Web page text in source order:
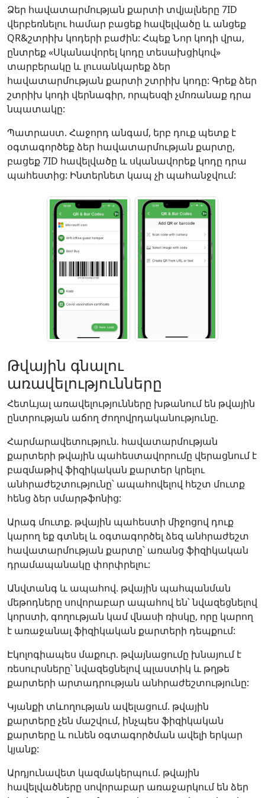
Ձեր հավատարմության քարտի տվյալները 7ID
վերբեռնելու համար բացեք հավելվածը և անցեք
QR&շտրիխ կոդերի բաժին: Հպեք Նոր կոդի վրա,
ընտրեք «Սկանավորել կոդը տեսախցիկով»
տարբերակը և լուսանկարեք ձեր
հավատարմության քարտի շտրիխ կոդը: Գրեք ձեր
շտրիխ կոդի վերնագիր, որպեսզի չմոռանաք դրա
նպատակը:
Պատրաստ. Հաջորդ անգամ, երբ դուք պետք է
օգտագործեք ձեր հավատարմության քարտը,
բացեք 7ID հավելվածը և սկանավորեք կոդը դրա
պահեստից: Ինտերնետ կապ չի պահանջվում:
Թվային գնալու
առավելությունները
Հետևյալ առավելությունները խթանում են թվային
ընտրության աճող ժողովրդականությունը.
Հարմարավետություն. հավատարմության
քարտերի թվային պահեստավորումը վերացնում է
բազմաթիվ ֆիզիկական քարտեր կրելու
անհրաժեշտությունը՝ ապահովելով հեշտ մուտք
հենց ձեր սմարթֆոնից:
Արագ մուտք. թվային պահեստի միջոցով դուք
կարող եք գտնել և օգտագործել ձեզ անհրաժեշտ
հավատարմության քարտը՝ առանց ֆիզիկական
դրամապանակը փորփրելու:
Անվտանգ և ապահով. թվային պահպանման
մեթոդները սովորաբար ապահով են՝ նվազեցնելով
կորստի, գողության կամ վնասի ռիսկը, որը կարող
է առաջանալ ֆիզիկական քարտերի դեպքում:
Էկոլոգիապես մաքուր. թվայնացումը խնայում է
ռեսուրսները՝ նվազեցնելով պլաստիկ և թղթե
քարտերի արտադրության անհրաժեշտությունը:
Կյանքի տևողության ավելացում. թվային
քարտերը չեն մաշվում, ինչպես ֆիզիկական
քարտերը և ունեն օգտագործման ավելի երկար
կյանք:
Արդյունավետ կազմակերպում. թվային
հավելվածները սովորաբար առաջարկում են ձեր